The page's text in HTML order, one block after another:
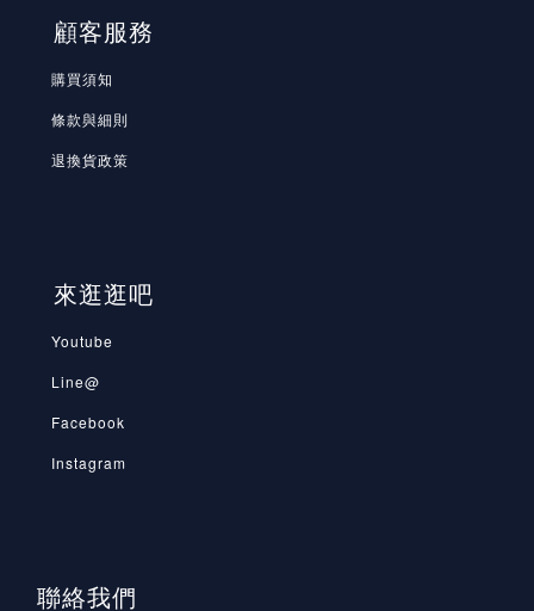
顧客服務
購買須知
條款與細則
退換貨政策
來逛逛吧
Youtube
Line@
Facebook
Instagram
聯絡我們